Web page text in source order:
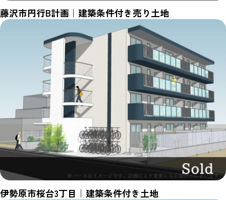
藤沢市円行B計画｜建築条件付き売り土地
伊勢原市桜台3丁目｜建築条件付き土地